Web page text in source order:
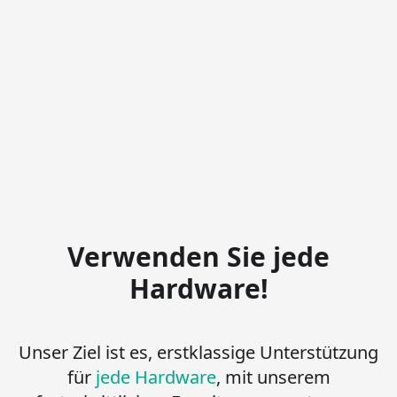
Verwenden Sie jede
Hardware!
Unser Ziel ist es, erstklassige Unterstützung
für jede Hardware, mit unserem